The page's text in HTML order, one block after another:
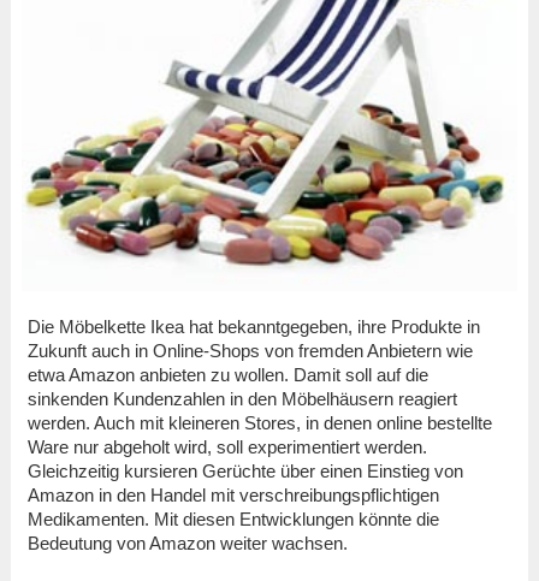
Die Möbelkette Ikea hat bekanntgegeben, ihre Produkte in
Zukunft auch in Online-Shops von fremden Anbietern wie
etwa Amazon anbieten zu wollen. Damit soll auf die
sinkenden Kundenzahlen in den Möbelhäusern reagiert
werden. Auch mit kleineren Stores, in denen online bestellte
Ware nur abgeholt wird, soll experimentiert werden.
Gleichzeitig kursieren Gerüchte über einen Einstieg von
Amazon in den Handel mit verschreibungspflichtigen
Medikamenten. Mit diesen Entwicklungen könnte die
Bedeutung von Amazon weiter wachsen.